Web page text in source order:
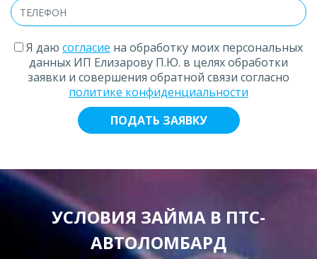
Я даю согласие на обработку моих персональных
данных ИП Елизарову П.Ю. в целях обработки
заявки и совершения обратной связи согласно
политике конфиденциальности
УСЛОВИЯ ЗАЙМА В ПТС-
АВТОЛОМБАРД